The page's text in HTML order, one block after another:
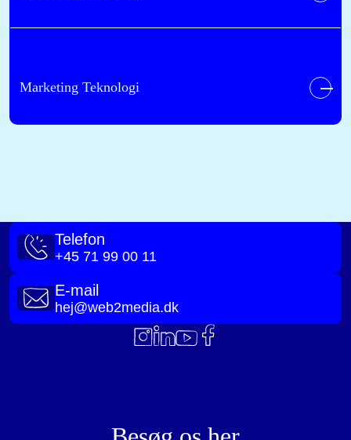
Marketing Teknologi
Telefon
+45 71 99 00 11
E-mail
hej@web2media.dk